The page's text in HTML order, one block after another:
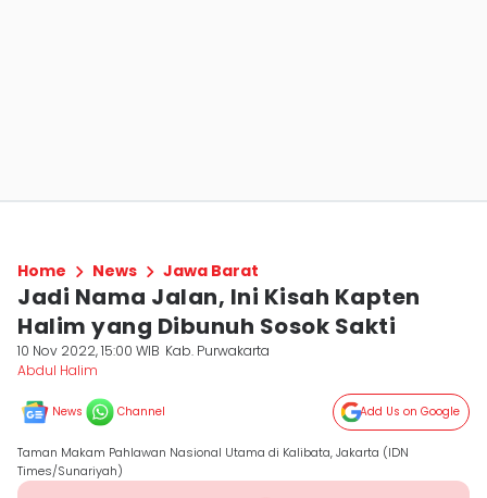
Home News Jawa Barat
Jadi Nama Jalan, Ini Kisah Kapten
Halim yang Dibunuh Sosok Sakti
10 Nov 2022, 15:00 WIB Kab. Purwakarta
Abdul Halim
News Channel Add Us on Google
Taman Makam Pahlawan Nasional Utama di Kalibata, Jakarta (IDN
Times/Sunariyah)